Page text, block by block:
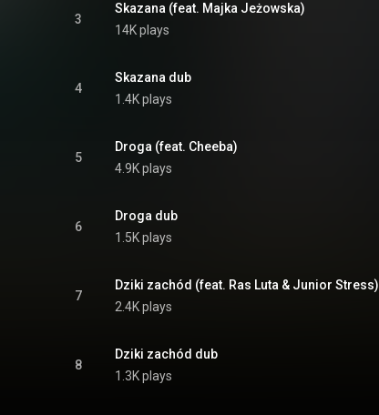
3
Skazana (feat. Majka Jeżowska)
14K plays
4
Skazana dub
1.4K plays
5
Droga (feat. Cheeba)
4.9K plays
6
Droga dub
1.5K plays
7
Dziki zachód (feat. Ras Luta & Junior Stress)
2.4K plays
8
Dziki zachód dub
1.3K plays